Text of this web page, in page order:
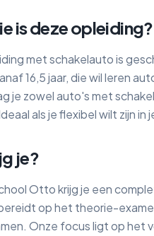
is deze opleiding?
met schakelauto is
16,5 jaar, die wil leren
je zowel auto's met
als je flexibel wilt zijn in
je?
Otto krijg je een
op het theorie-
Onze focus ligt op het